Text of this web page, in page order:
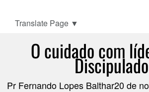
Translate Page ▼
O cuidado com
Discipulado
Pr Fernando Lopes Balthar20 de